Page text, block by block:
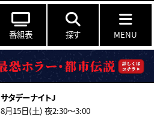
番組表 探す MENU
サタデーナイトJ
8月15日(土) 夜2:30〜3:00